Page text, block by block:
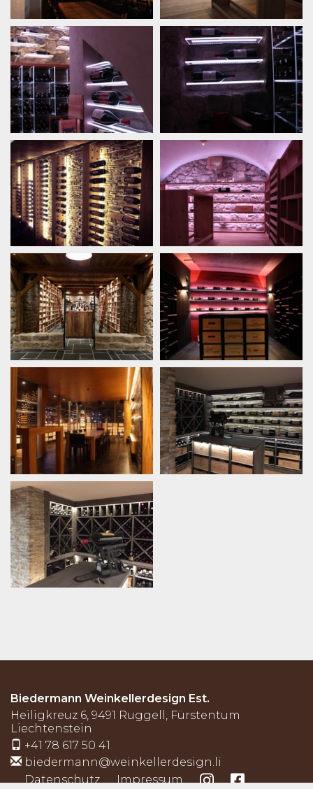
Biedermann Weinkellerdesign Est.
Heiligkreuz 6, 9491 Ruggell , Fürstentum
Liechtenstein
+41 78 617 50 41
biedermann@weinkellerdesign.li
Datenschutz
Impressum